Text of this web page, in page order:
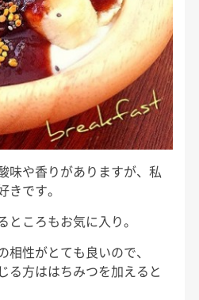
味や香りがありますが、私
です。
ころもお気に入り。
性がとても良いので、
る方ははちみつを加えると